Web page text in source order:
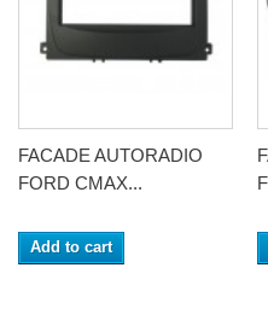
FACADE AUTORADIO
FORD CMAX...
Add to cart